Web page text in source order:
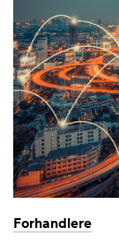
Forhandlere